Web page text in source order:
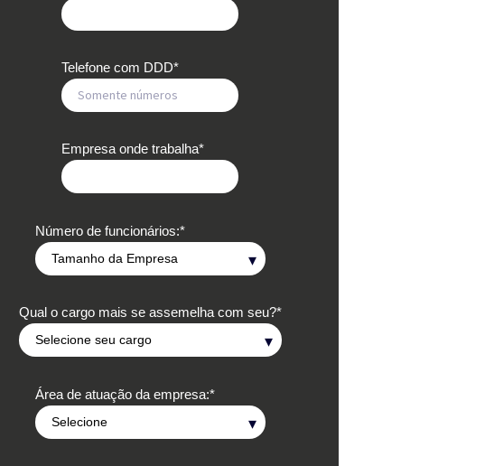
Telefone com DDD*
Empresa onde trabalha*
Número de funcionários:*
Qual o cargo mais se assemelha com seu?*
Área de atuação da empresa:*